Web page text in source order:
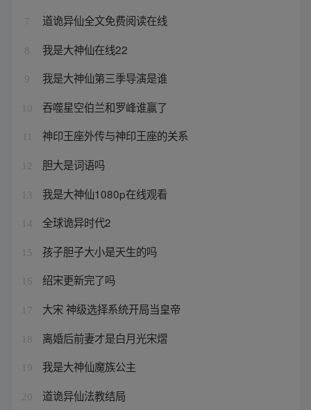
7 道诡异仙全文免费阅读在线
8 我是大神仙在线22
9 我是大神仙第三季导演是谁
10 吞噬星空伯兰和罗峰谁赢了
神印王座外传与神印王座的关系
12 胆大是词语吗
13 我是大神仙1080p在线观看
14 全球诡异时代2
15 孩子胆子大小是天生的吗
16 绍宋更新完了吗
17 大宋 神级选择系统开局当皇帝
18 离婚后前妻才是白月光宋熠
19 我是大神仙魔族公主
20 道诡异仙法教结局